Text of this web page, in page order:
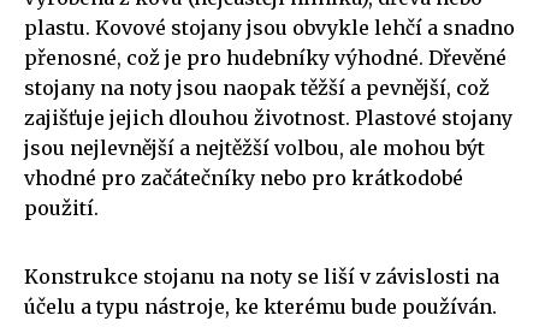
plastu. Kovové stojany jsou obvykle lehčí a snadno
přenosné, což je pro hudebníky výhodné. Dřevěné
stojany na noty jsou naopak těžší a pevnější, což
zajišťuje jejich dlouhou životnost. Plastové stojany
jsou nejlevnější a nejtěžší volbou, ale mohou být
vhodné pro začátečníky nebo pro krátkodobé
použití.
Konstrukce stojanu na noty se liší v závislosti na
účelu a typu nástroje, ke kterému bude používán.